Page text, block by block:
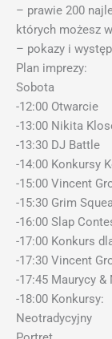
– prawie 200
których możesz
– pokazy i
Plan imprezy:
Sobota
-12:00 Otwarcie
-13:00 Nikita
-13:30 DJ Battle
-14:00 Konkursy
-15:00 Vincent
-15:30 Grim
-16:00 Slap
-17:00 Konkurs
-17:30 Vincent
-17:45 Maurycy &
-18:00 Konkursy:
Neotradycyjny